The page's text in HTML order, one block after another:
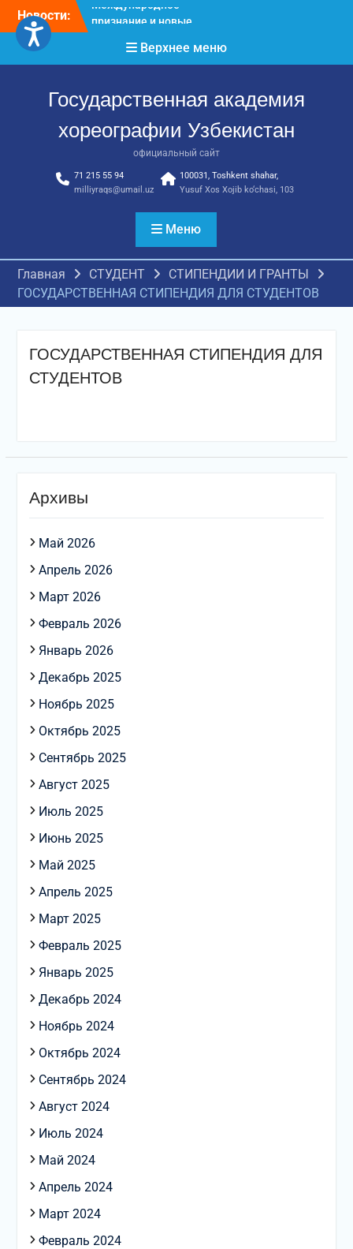
Перейти
содержимому
Новости:
хореографов
пространство!
Международное
достижения молодых
Верхнее меню
Государственная академия
хореографии Узбекистан
официальный сайт
71 215 55 94
milliyraqs@umail.uz
100031, Toshkent shahar,
Yusuf Xos Xojib ko‘chasi, 103
Меню
Главная СТУДЕНТ
СТИПЕНДИИ И ГРАНТЫ
ГОСУДАРСТВЕННАЯ СТИПЕНДИЯ ДЛЯ СТУДЕНТОВ
ГОСУДАРСТВЕННАЯ СТИПЕНДИЯ ДЛЯ
СТУДЕНТОВ
Архивы
Май 2026
Апрель 2026
Март 2026
Февраль 2026
Январь 2026
Декабрь 2025
Ноябрь 2025
Октябрь 2025
Сентябрь 2025
Август 2025
Июль 2025
Июнь 2025
Май 2025
Апрель 2025
Март 2025
Февраль 2025
Январь 2025
Декабрь 2024
Ноябрь 2024
Октябрь 2024
Сентябрь 2024
Август 2024
Июль 2024
Май 2024
Апрель 2024
Март 2024
Февраль 2024